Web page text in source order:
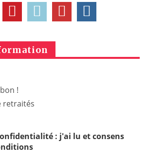
!
retraités
: j'ai lu et consens